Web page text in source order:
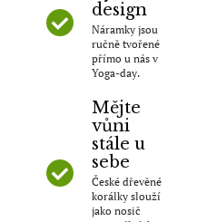
design
Náramky jsou
ručně tvořené
přímo u nás v
Yoga-day.
Mějte
vůni
stále u
sebe
České dřevěné
korálky slouží
jako nosič